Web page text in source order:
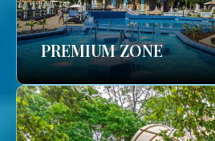
PREMIUM ZONE